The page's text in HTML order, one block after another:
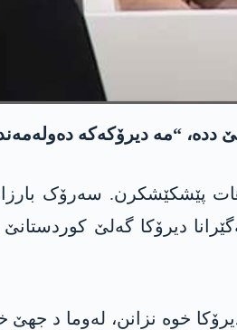
ددە، “مە دیرۆکەکە
ل دھۆکێ ھات پێشکێشکرن. سەرۆک
دیرۆکا گەلێ
خوە نزانن، لەوما د جھێ